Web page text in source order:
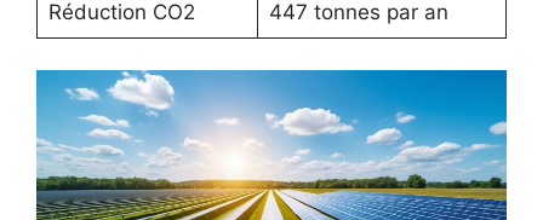
Réduction CO2 447 tonnes par an